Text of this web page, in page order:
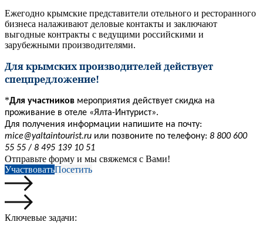
Ежегодно крымские представители отельного и ресторанного
бизнеса налаживают деловые контакты и заключают
выгодные контракты с ведущими российскими и
зарубежными производителями.
Для крымских производителей действует
спецпредложение!
*Для участников мероприятия действует скидка на
проживание в отеле «Ялта-Интурист».
Для получения информации напишите на почту:
mice@yaltaintourist.ru или позвоните по телефону: 8 800 600
55 55 / 8 495 139 10 51
Отправьте форму и мы свяжемся с Вами!
УчаствоватьПосетить
Ключевые задачи: